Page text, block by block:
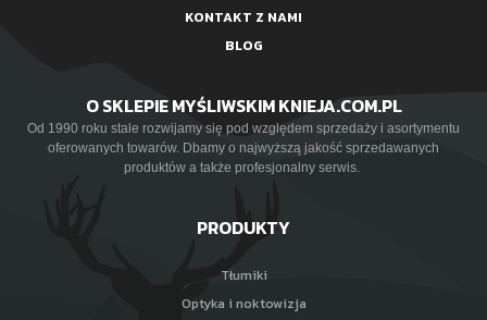
KONTAKT Z NAMI
BLOG
O SKLEPIE MYŚLIWSKIM KNIEJA.COM.PL
Od 1990 roku stale rozwijamy się pod względem sprzedaży i asortymentu
oferowanych towarów. Dbamy o najwyższą jakość sprzedawanych
produktów a także profesjonalny serwis.
PRODUKTY
Tłumiki
Optyka i noktowizja